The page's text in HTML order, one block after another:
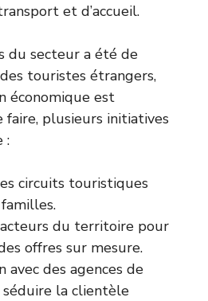
et d’accueil.
du secteur a été de
touristes étrangers,
économique est
faire, plusieurs initiatives
:
circuits touristiques
du territoire pour
offres sur mesure.
avec des agences de
la clientèle